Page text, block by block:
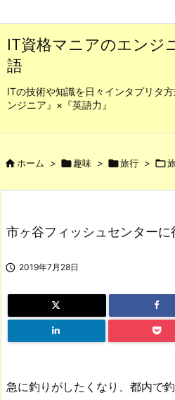
IT資格マニアのエンジ
語
ITの技術や知識を日々インタプリタ
ンジニア』×『英語力』
ホーム > 趣味 > 旅行 > 
市ヶ谷フィッシュセンターに
 2019年7月28日
急に釣りがしたくなり、都内で